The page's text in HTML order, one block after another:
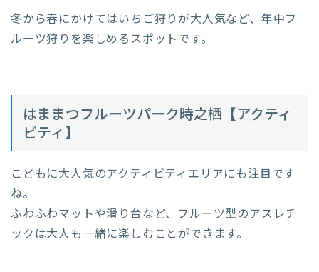
冬から春にかけてはいちご狩りが大人気など、年中フ
ルーツ狩りを楽しめるスポットです。
はままつフルーツパーク時之栖【アクティ
ビティ】
こどもに大人気のアクティビティエリアにも注目です
ね。
ふわふわマットや滑り台など、フルーツ型のアスレチ
ックは大人も一緒に楽しむことができます。